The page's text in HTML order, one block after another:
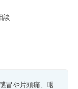
談
冒や片頭痛、咽